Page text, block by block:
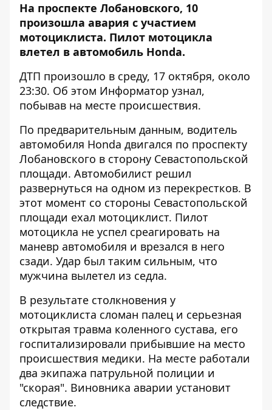
На проспекте Лобановского, 10
произошла авария с участием
мотоциклиста. Пилот мотоцикла
влетел в автомобиль Honda.
ДТП произошло в среду, 17 октября, около
23:30. Об этом Информатор узнал,
побывав на месте происшествия.
По предварительным данным, водитель
автомобиля Honda двигался по проспекту
Лобановского в сторону Севастопольской
площади. Автомобилист решил
развернуться на одном из перекрестков. В
этот момент со стороны Севастопольской
площади ехал мотоциклист. Пилот
мотоцикла не успел среагировать на
маневр автомобиля и врезался в него
сзади. Удар был таким сильным, что
мужчина вылетел из седла.
В результате столкновения у
мотоциклиста сломан палец и серьезная
открытая травма коленного сустава, его
госпитализировали прибывшие на место
происшествия медики. На месте работали
два экипажа патрульной полиции и
"скорая". Виновника аварии установит
следствие.